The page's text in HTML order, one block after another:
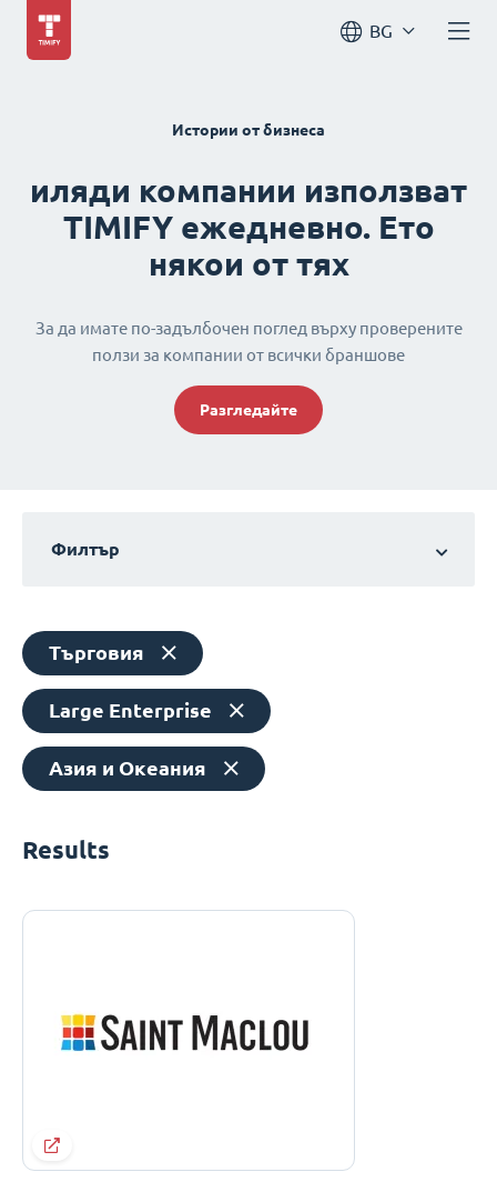
BG
Истории от бизнеса
иляди компании използват
TIMIFY ежедневно. Ето
някои от тях
За да имате по-задълбочен поглед върху проверените
ползи за компании от всички браншове
Разгледайте
Филтър
Търговия
Large Enterprise
Азия и Океания
Results